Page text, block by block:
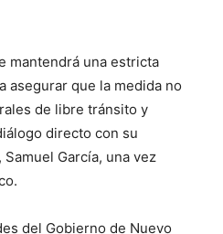
mantendrá una estricta
asegurar que la medida no
de libre tránsito y
directo con su
García, una vez
del Gobierno de Nuevo